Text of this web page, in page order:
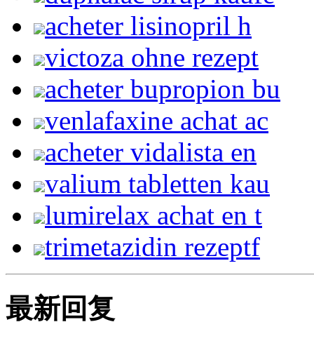
acheter lisinopril h
victoza ohne rezept
acheter bupropion bu
venlafaxine achat ac
acheter vidalista en
valium tabletten kau
lumirelax achat en t
trimetazidin rezeptf
最新回复